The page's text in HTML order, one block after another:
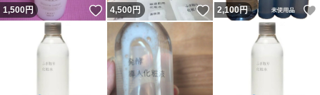
1,500円 いいね！
4,500円 いいね！
2,100円